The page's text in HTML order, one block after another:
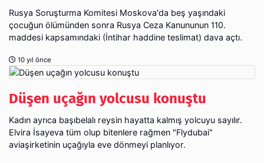
Rusya Soruşturma Komitesi Moskova'da beş yaşındaki
çocuğun ölümünden sonra Rusya Ceza Kanununun 110.
maddesi kapsamındaki (İntihar haddine teslimat) dava açtı.
10 yıl önce
Düşen uçağın yolcusu konuştu
Kadın ayrıca başıbelalı reysin hayatta kalmış yolcuyu sayılır.
Elvira İsayeva tüm olup bitenlere rağmen "Flydubai"
aviaşirketinin uçağıyla eve dönmeyi planlıyor.